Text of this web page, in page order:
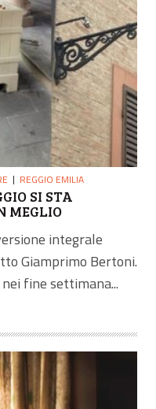
REGGIO EMILIA
SI STA
MEGLIO
integrale
Giamprimo Bertoni.
fine settimana...